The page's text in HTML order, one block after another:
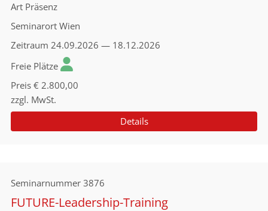
Art Präsenz
Seminarort Wien
Zeitraum 24.09.2026 — 18.12.2026
Freie Plätze
Preis € 2.800,00
zzgl. MwSt.
Details
Seminarnummer 3876
FUTURE-Leadership-Training